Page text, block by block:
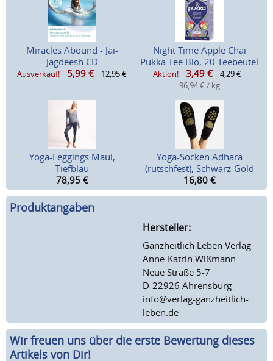
Miracles Abound - Jai-
Jagdeesh CD
Ausverkauf! 5,99 € 12,95 €
Night Time Apple Chai
Pukka Tee Bio, 20 Teebeutel
Aktion! 3,49 €
4,29 €
96,94 € / kg
Yoga-Leggings Maui,
Tiefblau
78,95 €
Yoga-Socken Adhara
(rutschfest), Schwarz-Gold
16,80 €
Produktangaben
Hersteller:
Ganzheitlich Leben Verlag
Anne-Katrin Wißmann
Neue Straße 5-7
D-22926 Ahrensburg
info@verlag-ganzheitlich-
leben.de
Wir freuen uns über die erste Bewertung dieses
Artikels von Dir!